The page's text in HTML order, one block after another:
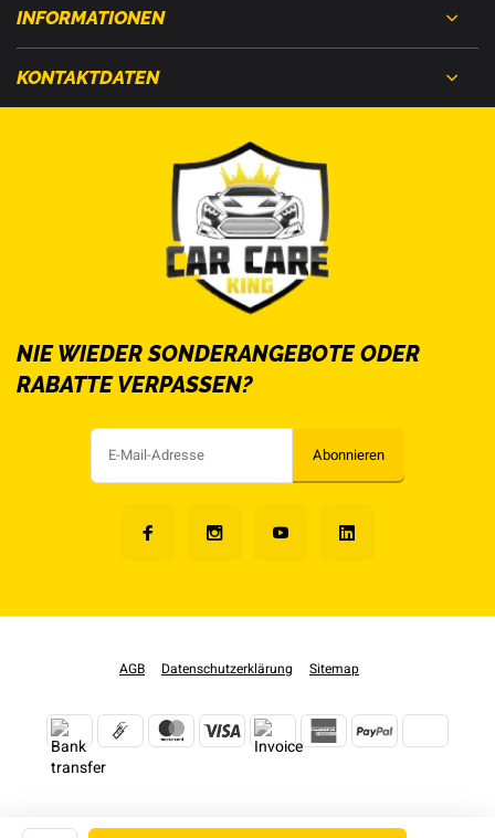
INFORMATIONEN
KONTAKTDATEN
NIE WIEDER SONDERANGEBOTE ODER
RABATTE VERPASSEN?
Abonnieren
AGB Datenschutzerklärung Sitemap